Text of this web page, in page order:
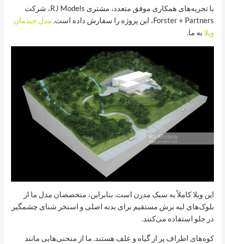
با تجربه‌های همکاری موفق متعدد، مشتری RJ Models، شرکت
Forster + Partners، این پروژه را سفارش داده است.
مدل چیدمان
ویلا به ما.
این ویلا کاملاً به سبک مدرن است. بنابراین، متخصصان مدل ما از
بلوک‌های لبه برش مستقیم برای بدنه اصلی و استخر شنای چشمگیر
در جلو استفاده می‌کنند.
کوه‌های اطراف پر از گیاه و علف هستند. ما از منحنی‌هایی مانند